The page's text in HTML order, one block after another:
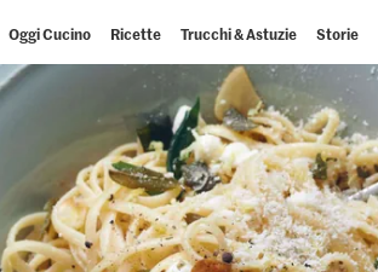
Oggi Cucino Ricette Trucchi & Astuzie Storie